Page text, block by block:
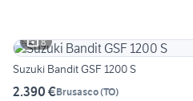
8
Suzuki Bandit GSF 1200 S
2.390 €Brusasco(TO)